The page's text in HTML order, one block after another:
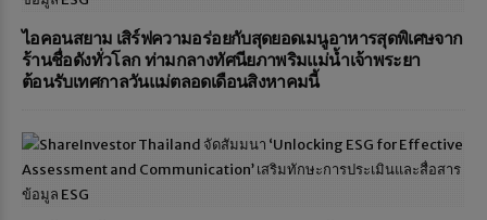
ไอคอนสยาม เสิร์ฟความอร่อยกับสุดยอดเมนูอาหารสุดพิเศษจาก
ร้านชื่อดังทั่วโลก ท่ามกลางทัศนียภาพริมแม่น้ำเจ้าพระยา
ต้อนรับเทศกาลวันแม่ตลอดเดือนสิงหาคมนี้